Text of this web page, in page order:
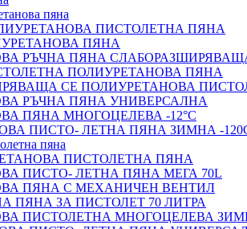
пяна
ПИСТОЛЕТНА ПЯНА
ПЯНА
РЪЧНА ПЯНА
ПОЛИУРЕТАНОВА ПЯНА
СЕ ПОЛИУРЕТАНОВА
РЪЧНА ПЯНА УНИВЕРСАЛНА
ПЯНА МНОГОЦЕЛЕВА -12°C
ПИСТО- ЛЕТНА ПЯНА ЗИМНА -
пяна
ПИСТОЛЕТНА ПЯНА
ПИСТО- ЛЕТНА ПЯНА МЕГА 70L
ПЯНА С МЕХАНИЧЕН ВЕНТИЛ
ПЯНА ЗА ПИСТОЛЕТ 70 ЛИТРА
ПИСТОЛЕТНА МНОГОЦЕЛЕВА